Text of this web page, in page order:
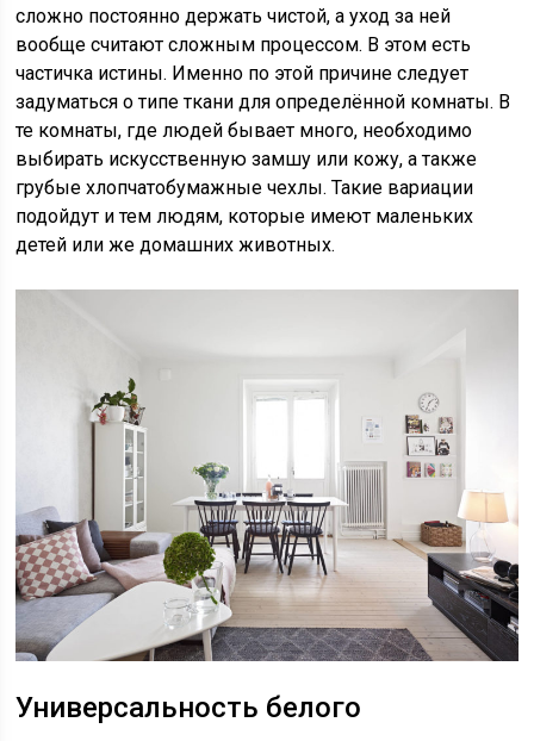
сложно постоянно держать чистой, а уход за ней
вообще считают сложным процессом. В этом есть
частичка истины. Именно по этой причине следует
задуматься о типе ткани для определённой комнаты. В
те комнаты, где людей бывает много, необходимо
выбирать искусственную замшу или кожу, а также
грубые хлопчатобумажные чехлы. Такие вариации
подойдут и тем людям, которые имеют маленьких
детей или же домашних животных.
Универсальность белого